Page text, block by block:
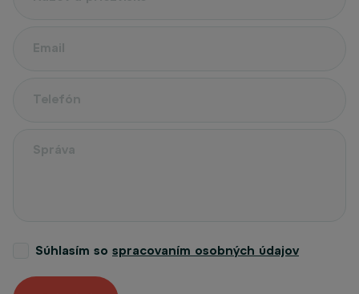
Súhlasím so spracovaním osobných údajov